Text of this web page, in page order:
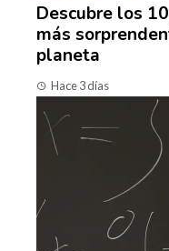
Descubre los
más
planeta
Hace 3 días